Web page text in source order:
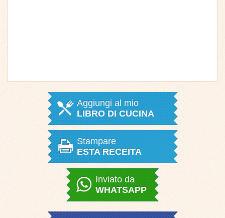
Aggiungi al mio
LIBRO DI CUCINA
Stampare
ESTA RECEITA
Inviato da
WHATSAPP